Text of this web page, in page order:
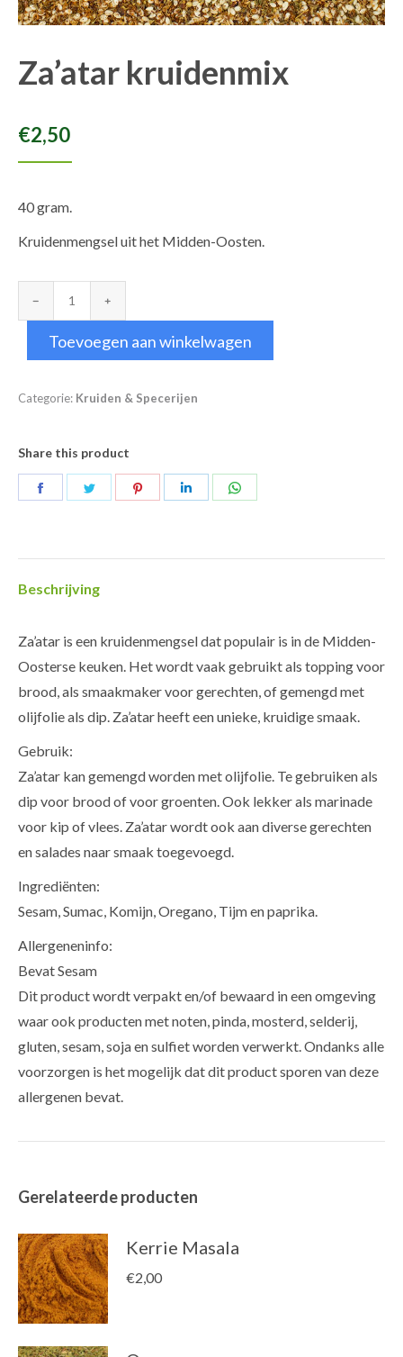
Za’atar kruidenmix
€2,50
40 gram.
Kruidenmengsel uit het Midden-Oosten.
kruidenmix
aantalToevoegen aan winkelwagen
Categorie: Kruiden & Specerijen
Share this product
Beschrijving
Za’atar is een kruidenmengsel dat populair is in de Midden-
Oosterse keuken. Het wordt vaak gebruikt als topping voor
brood, als smaakmaker voor gerechten, of gemengd met
olijfolie als dip. Za’atar heeft een unieke, kruidige smaak.
Gebruik:
Za’atar kan gemengd worden met olijfolie. Te gebruiken als
dip voor brood of voor groenten. Ook lekker als marinade
voor kip of vlees. Za’atar wordt ook aan diverse gerechten
en salades naar smaak toegevoegd.
Ingrediënten:
Sesam, Sumac, Komijn, Oregano, Tijm en paprika.
Allergeneninfo:
Bevat Sesam
Dit product wordt verpakt en/of bewaard in een omgeving
waar ook producten met noten, pinda, mosterd, selderij,
gluten, sesam, soja en sulfiet worden verwerkt. Ondanks alle
voorzorgen is het mogelijk dat dit product sporen van deze
allergenen bevat.
Gerelateerde producten
Kerrie Masala
€2,00